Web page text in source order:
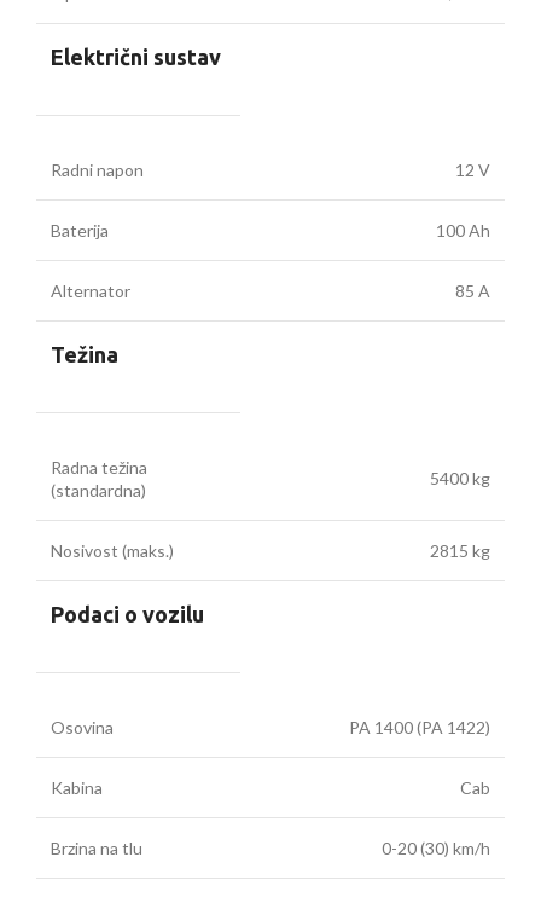
Električni sustav
Radni napon 12 V
Baterija 100 Ah
Alternator 85 A
Težina
Radna težina
(standardna)
5400 kg
Nosivost (maks.) 2815 kg
Podaci o vozilu
Osovina PA 1400 (PA 1422)
Kabina Cab
Brzina na tlu 0-20 (30) km/h